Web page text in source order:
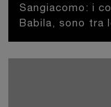
Sangiacomo: i
Babila, sono tra